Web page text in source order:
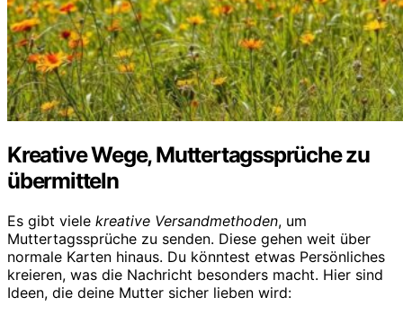
Kreative Wege, Muttertagssprüche zu
übermitteln
Es gibt viele kreative Versandmethoden, um
Muttertagssprüche zu senden. Diese gehen weit über
normale Karten hinaus. Du könntest etwas Persönliches
kreieren, was die Nachricht besonders macht. Hier sind
Ideen, die deine Mutter sicher lieben wird: